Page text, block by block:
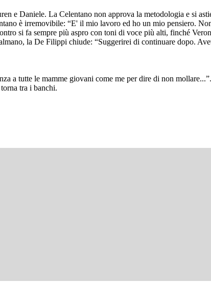
e Daniele. La Celentano non approva la metodologia e si
è irremovibile: “E' il mio lavoro ed ho un mio pensiero.
si fa sempre più aspro con toni di voce più alti, finché
la De Filippi chiude: “Suggerirei di continuare dopo.
a tutte le mamme giovani come me per dire di non
tra i banchi.